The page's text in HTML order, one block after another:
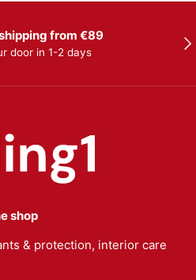
from €89
door in 1-2 days
shop
& protection, interior care